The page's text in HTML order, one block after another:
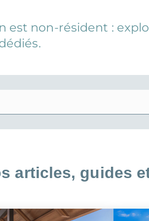
CIIC (CORSE)
est non-résident :
articles, guides